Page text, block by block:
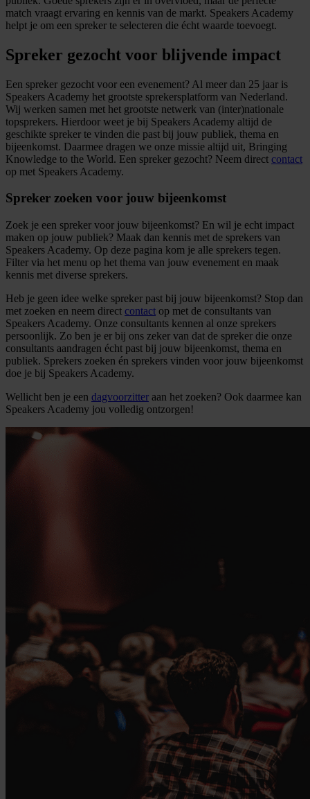
match vraagt ervaring en kennis van de markt. Speakers Academy
helpt je om een spreker te selecteren die écht waarde toevoegt.
Spreker gezocht voor blijvende impact
Een spreker gezocht voor een evenement? Al meer dan 25 jaar is
Speakers Academy het grootste sprekersplatform van Nederland.
Wij werken samen met het grootste netwerk van (inter)nationale
topsprekers. Hierdoor weet je bij Speakers Academy altijd de
geschikte spreker te vinden die past bij jouw publiek, thema en
bijeenkomst. Daarmee dragen we onze missie altijd uit, Bringing
Knowledge to the World. Een spreker gezocht? Neem direct contact
op met Speakers Academy.
Spreker zoeken voor jouw bijeenkomst
Zoek je een spreker voor jouw bijeenkomst? En wil je echt impact
maken op jouw publiek? Maak dan kennis met de sprekers van
Speakers Academy. Op deze pagina kom je alle sprekers tegen.
Filter via het menu op het thema van jouw evenement en maak
kennis met diverse sprekers.
Heb je geen idee welke spreker past bij jouw bijeenkomst? Stop dan
met zoeken en neem direct contact op met de consultants van
Speakers Academy. Onze consultants kennen al onze sprekers
persoonlijk. Zo ben je er bij ons zeker van dat de spreker die onze
consultants aandragen écht past bij jouw bijeenkomst, thema en
publiek. Sprekers zoeken én sprekers vinden voor jouw bijeenkomst
doe je bij Speakers Academy.
Wellicht ben je een dagvoorzitter aan het zoeken? Ook daarmee kan
Speakers Academy jou volledig ontzorgen!